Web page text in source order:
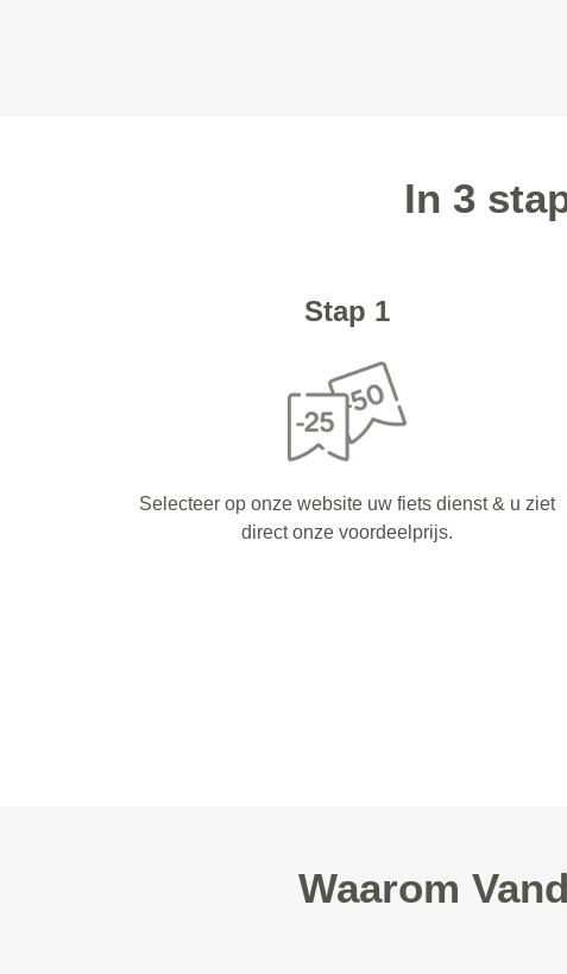
In 3
Stap 1
Selecteer op onze website uw fiets dienst & u ziet
direct onze voordeelprijs.
Waarom